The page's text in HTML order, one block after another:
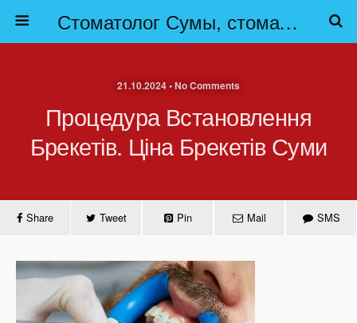
Стоматолог Сумы, стоматологические клиники Сумы, детская стоматология в Сумах. | Частная стоматология Сумы
21.10.2024 • No Comments
Процедура Встановлення
Брекетів. Ціна Брекетів Суми
Share Tweet Pin Mail SMS